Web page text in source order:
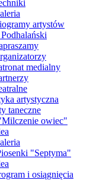
artystów
medialny
artystyczna
taneczne
owiec"
"Septyma"
i osiągnięcia